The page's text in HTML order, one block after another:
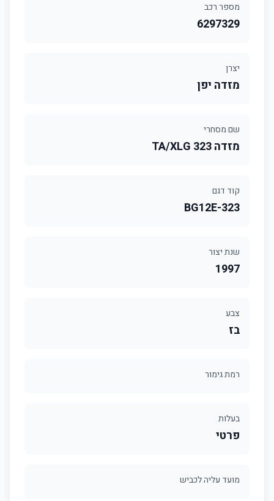
מספר רכב
6297329
יצרן
מזדה יפן
שם מסחרי
מזדה 323 TA/XLG
קוד דגם
323-BG12E
שנת יצור
1997
צבע
בז
רמת גימור
בעלות
פרטי
מועד עליה לכביש